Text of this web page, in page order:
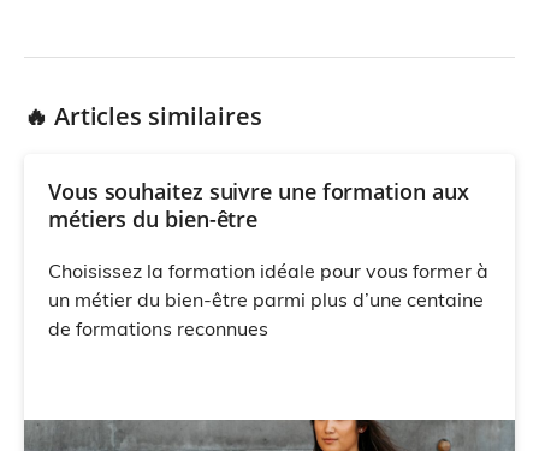
🔥 Articles similaires
Vous souhaitez suivre une formation aux
métiers du bien-être
Choisissez la formation idéale pour vous former à
un métier du bien-être parmi plus d’une centaine
de formations reconnues